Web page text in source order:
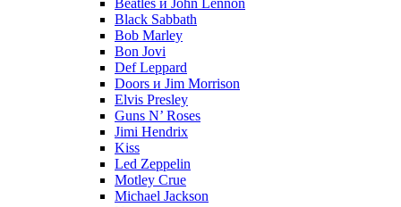
Beatles и John Lennon
Black Sabbath
Bob Marley
Bon Jovi
Def Leppard
Doors и Jim Morrison
Elvis Presley
Guns N’ Roses
Jimi Hendrix
Kiss
Led Zeppelin
Motley Crue
Michael Jackson